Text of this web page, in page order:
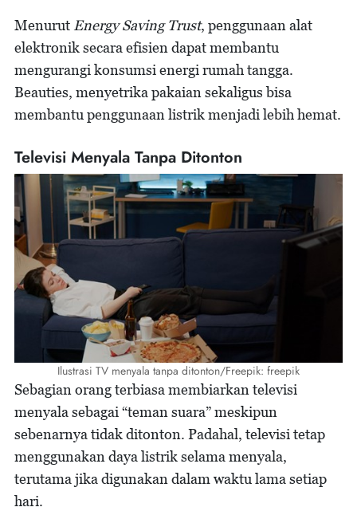
Menurut Energy Saving Trust, penggunaan alat
elektronik secara efisien dapat membantu
mengurangi konsumsi energi rumah tangga.
Beauties, menyetrika pakaian sekaligus bisa
membantu penggunaan listrik menjadi lebih hemat.
Televisi Menyala Tanpa Ditonton
Ilustrasi TV menyala tanpa ditonton/Freepik: freepik
Sebagian orang terbiasa membiarkan televisi
menyala sebagai “teman suara” meskipun
sebenarnya tidak ditonton. Padahal, televisi tetap
menggunakan daya listrik selama menyala,
terutama jika digunakan dalam waktu lama setiap
hari.